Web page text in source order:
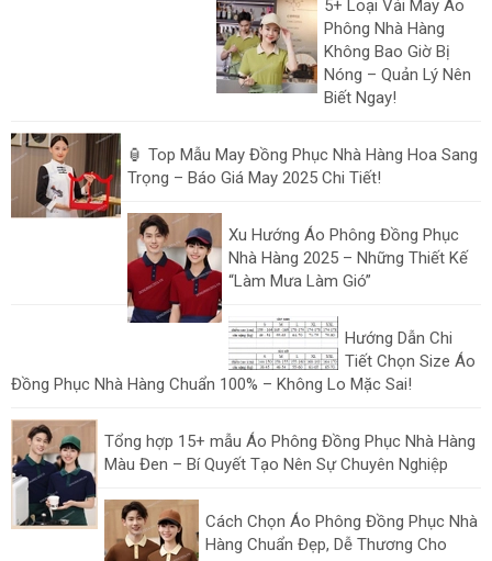
5+ Loại Vải May Áo
Phông Nhà Hàng
Không Bao Giờ Bị
Nóng – Quản Lý Nên
Biết Ngay!
🏮 Top Mẫu May Đồng Phục Nhà Hàng Hoa Sang
Trọng – Báo Giá May 2025 Chi Tiết!
Xu Hướng Áo Phông Đồng Phục
Nhà Hàng 2025 – Những Thiết Kế
“Làm Mưa Làm Gió”
Hướng Dẫn Chi
Tiết Chọn Size Áo
Đồng Phục Nhà Hàng Chuẩn 100% – Không Lo Mặc Sai!
Tổng hợp 15+ mẫu Áo Phông Đồng Phục Nhà Hàng
Màu Đen – Bí Quyết Tạo Nên Sự Chuyên Nghiệp
Cách Chọn Áo Phông Đồng Phục Nhà
Hàng Chuẩn Đẹp, Dễ Thương Cho